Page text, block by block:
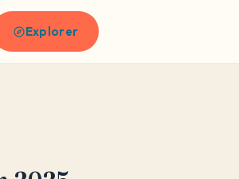
Explorer